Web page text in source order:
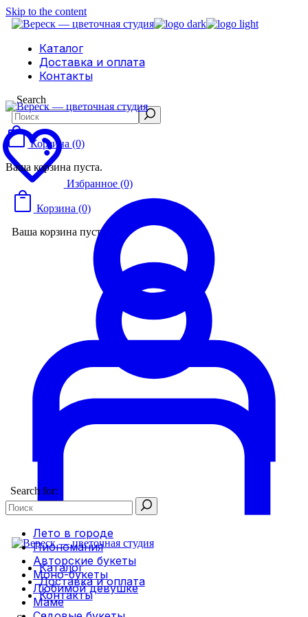
Skip to the content
Каталог
Доставка и оплата
Контакты
Search
Избранное (0)
Корзина (0)
Ваша корзина пуста.
Каталог
Доставка и оплата
Контакты
Корзина (0)
Ваша корзина пуста.
Search for:
Лето в городе
Пиономания
Авторские букеты
Моно-букеты
Любимой девушке
Маме